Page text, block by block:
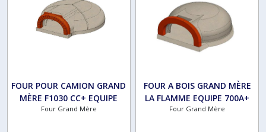
FOUR POUR CAMION GRAND
MÈRE F1030 CC+ EQUIPE
AVEC CERCLAGE
Four Grand Mère
FOUR A BOIS GRAND MÈRE
LA FLAMME EQUIPE 700A+
Four Grand Mère